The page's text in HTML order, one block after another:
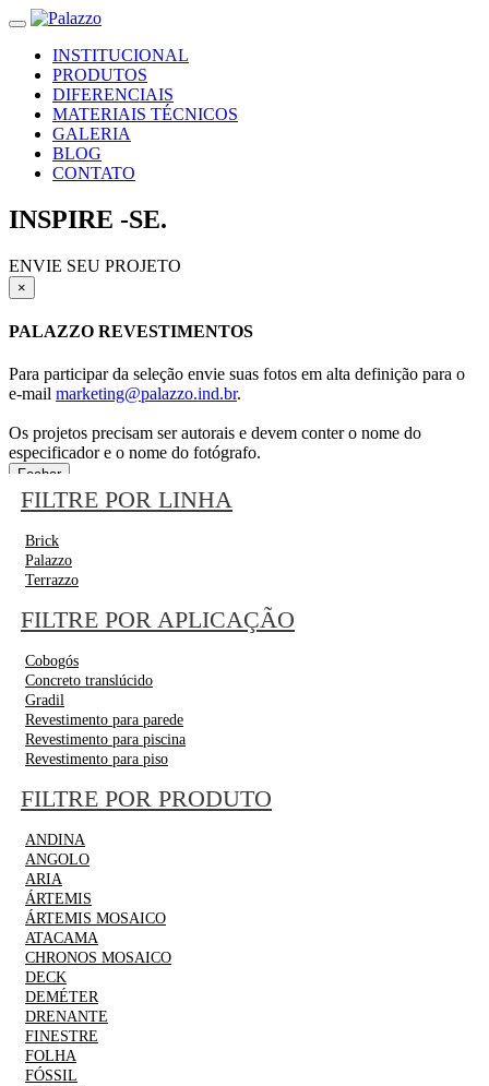
INSTITUCIONAL
PRODUTOS
DIFERENCIAIS
MATERIAIS TÉCNICOS
GALERIA
BLOG
CONTATO
INSPIRE -SE.
ENVIE SEU PROJETO
×
PALAZZO REVESTIMENTOS
Para participar da seleção envie suas fotos em alta definição para o
e-mail marketing@palazzo.ind.br.
Os projetos precisam ser autorais e devem conter o nome do
especificador e o nome do fotógrafo.
Fechar
FILTRE POR LINHA
Brick
Palazzo
Terrazzo
FILTRE POR APLICAÇÃO
Cobogós
Concreto translúcido
Gradil
Revestimento para parede
Revestimento para piscina
Revestimento para piso
FILTRE POR PRODUTO
ANDINA
ANGOLO
ARIA
ÁRTEMIS
ÁRTEMIS MOSAICO
ATACAMA
CHRONOS MOSAICO
DECK
DEMÉTER
DRENANTE
FINESTRE
FOLHA
FÓSSIL